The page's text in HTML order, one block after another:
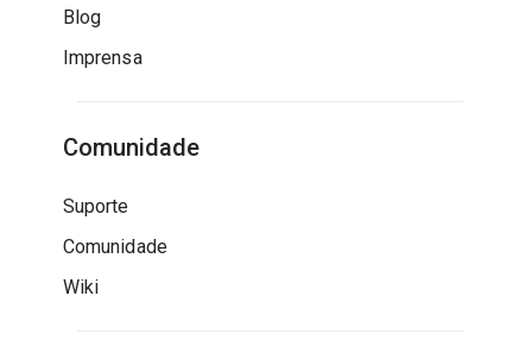
Blog
Imprensa
Comunidade
Suporte
Comunidade
Wiki